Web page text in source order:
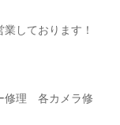
しております！
修理 各カメラ修